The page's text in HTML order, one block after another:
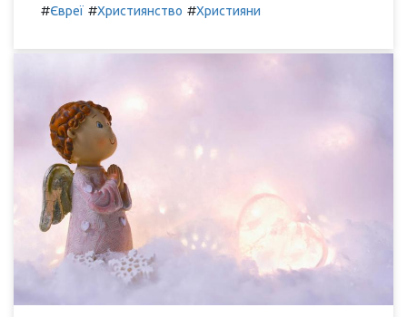
#Євреї #Християнство #Християни